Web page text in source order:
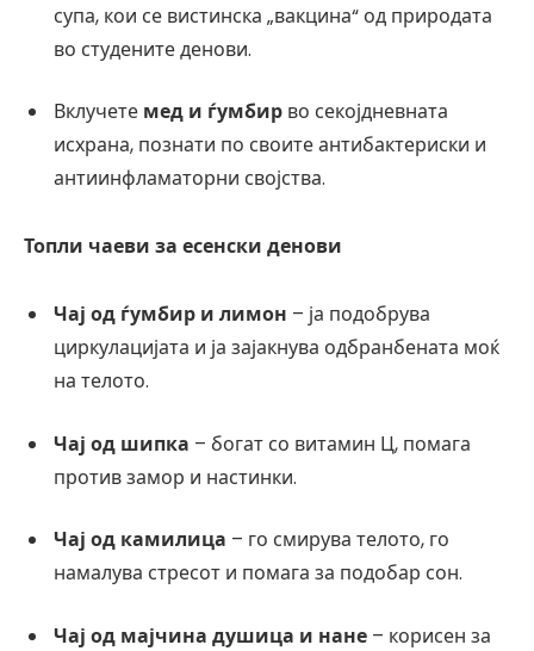
супа, кои се вистинска „вакцина“ од природата
во студените денови.
Вклучете мед и ѓумбир во секојдневната
исхрана, познати по своите антибактериски и
антиинфламаторни својства.
Топли чаеви за есенски денови
Чај од ѓумбир и лимон – ја подобрува
циркулацијата и ја зајакнува одбранбената моќ
на телото.
Чај од шипка – богат со витамин Ц, помага
против замор и настинки.
Чај од камилица – го смирува телото, го
намалува стресот и помага за подобар сон.
Чај од мајчина душица и нане – корисен за